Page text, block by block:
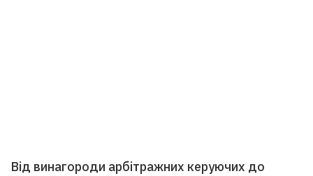
Від винагороди арбітражних керуючих до